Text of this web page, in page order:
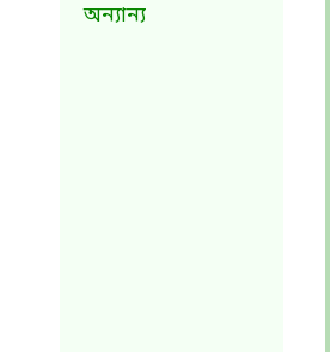
অন্যান্য